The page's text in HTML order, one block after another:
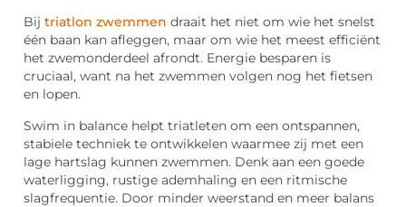
Bij triatlon zwemmen draait het niet om wie het snelst
één baan kan afleggen, maar om wie het meest efficiënt
het zwemonderdeel afrondt. Energie besparen is
cruciaal, want na het zwemmen volgen nog het fietsen
en lopen.
Swim in balance helpt triatleten om een ontspannen,
stabiele techniek te ontwikkelen waarmee zij met een
lage hartslag kunnen zwemmen. Denk aan een goede
waterligging, rustige ademhaling en een ritmische
slagfrequentie. Door minder weerstand en meer balans